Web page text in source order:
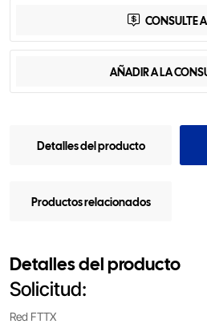
CONSULTE
AÑADIR A LA
Detalles del producto
Productos relacionados
Detalles del producto
Solicitud:
Red FTTX